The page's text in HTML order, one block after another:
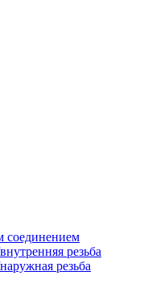
соединением
резьба
резьба